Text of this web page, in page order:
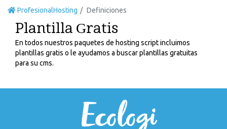
ProfesionalHosting Definiciones
Plantilla Gratis
En todos nuestros paquetes de hosting script incluimos
plantillas gratis o le ayudamos a buscar plantillas gratuitas
para su cms.